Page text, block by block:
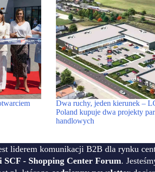
Dwa ruchy, jeden kierunek –
Poland kupuje dwa projekty
handlowych
liderem komunikacji B2B dla rynku
SCF - Shopping Center Forum.